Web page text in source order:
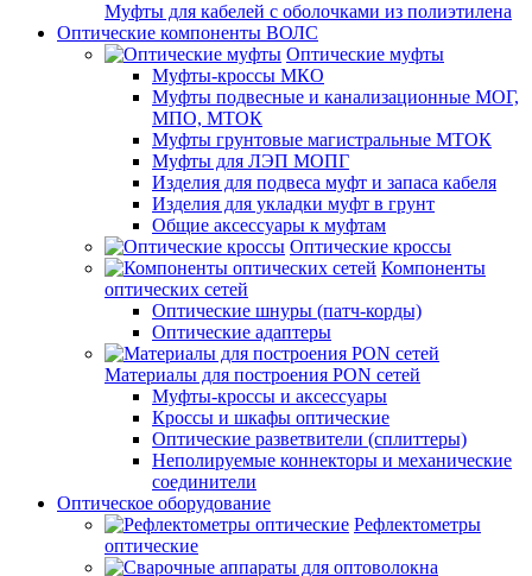
Муфты для кабелей с оболочками из полиэтилена
Оптические компоненты ВОЛС
Оптические муфты
Муфты-кроссы МКО
Муфты подвесные и канализационные МОГ,
МПО, МТОК
Муфты грунтовые магистральные МТОК
Муфты для ЛЭП МОПГ
Изделия для подвеса муфт и запаса кабеля
Изделия для укладки муфт в грунт
Общие аксессуары к муфтам
Оптические кроссы
Компоненты
оптических сетей
Оптические шнуры (патч-корды)
Оптические адаптеры
Материалы для построения PON сетей
Муфты-кроссы и аксессуары
Кроссы и шкафы оптические
Оптические разветвители (сплиттеры)
Неполируемые коннекторы и механические
соединители
Оптическое оборудование
Рефлектометры
оптические